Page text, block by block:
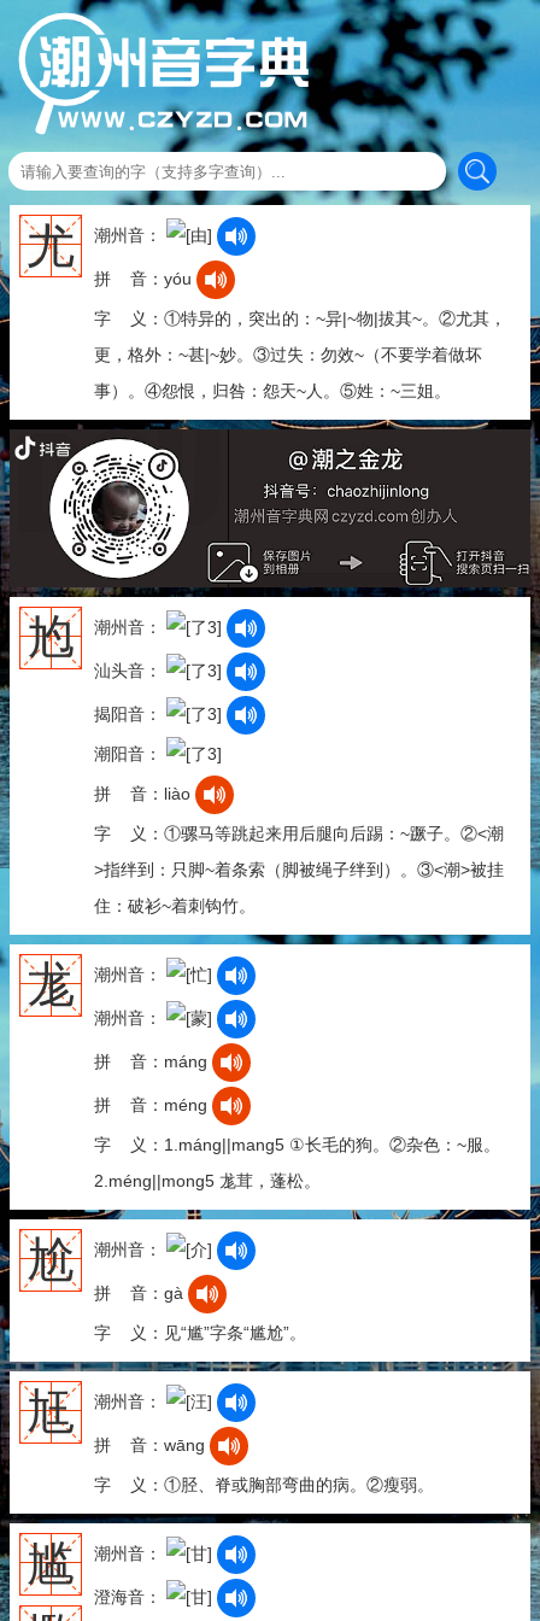
尤 潮州音：
拼 音：yóu
字 义：①特异的，突出的：~异|~物|拔其~。②尤其，
更，格外：~甚|~妙。③过失：勿效~（不要学着做坏
事）。④怨恨，归咎：怨天~人。⑤姓：~三姐。
尥 潮州音：
汕头音：
揭阳音：
潮阳音：
拼 音：liào
字 义：①骡马等跳起来用后腿向后踢：~蹶子。②<潮
>指绊到：只脚~着条索（脚被绳子绊到）。③<潮>被挂
住：破衫~着刺钩竹。
尨 潮州音：
潮州音：
拼 音：máng
拼 音：méng
字 义：1.máng||mang5 ①长毛的狗。②杂色：~服。
2.méng||mong5 尨茸，蓬松。
尬 潮州音：
拼 音：gà
字 义：见“尴”字条“尴尬”。
尪 潮州音：
拼 音：wāng
字 义：①胫、脊或胸部弯曲的病。②瘦弱。
尴
潮州音：
澄海音：